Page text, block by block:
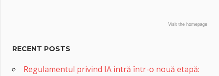
Visit the homepage
RECENT POSTS
Regulamentul privind IA intră într-o nouă etapă: